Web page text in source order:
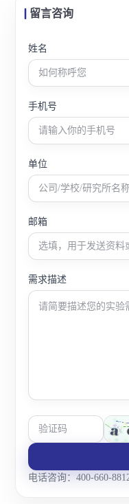
留言咨询
姓名
手机号
单位
邮箱
需求描述
电话咨询：400-660-